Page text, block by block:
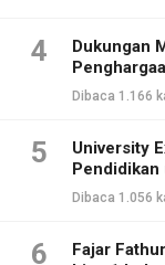
4
Dukungan
Dibaca 1.166
5
University
Pendidikan
Dibaca 1.056
6
Fajar